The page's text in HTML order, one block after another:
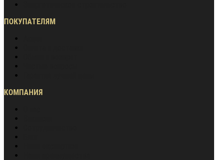
ПОКУПАТЕЛЯМ
КОМПАНИЯ